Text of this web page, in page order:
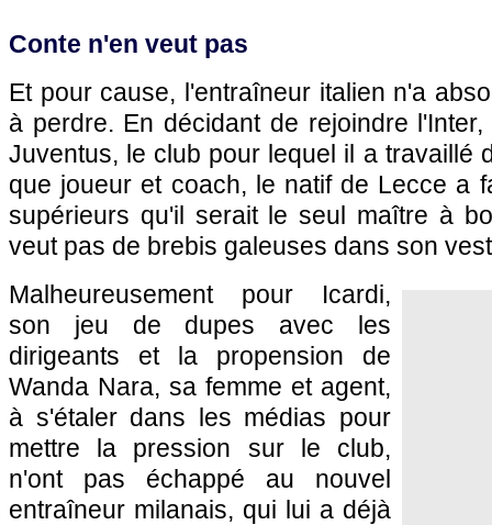
Conte n'en veut pas
Et pour cause, l'entraîneur italien n'a
à perdre. En décidant de rejoindre
Juventus, le club pour lequel il a travaillé
que joueur et coach, le natif de Lecce a
supérieurs qu'il serait le seul maître à
veut pas de brebis galeuses dans son
Malheureusement pour Icardi,
son jeu de dupes avec les
dirigeants et la propension de
Wanda Nara, sa femme et agent,
à s'étaler dans les médias pour
mettre la pression sur le club,
n'ont pas échappé au nouvel
entraîneur milanais, qui lui a déjà